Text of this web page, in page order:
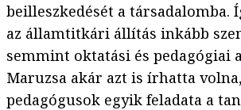
beilleszkedését a társadalomba.
az államtitkári állítás inkább
semmint oktatási és pedagógiai
Maruzsa akár azt is írhatta
pedagógusok egyik feladata a